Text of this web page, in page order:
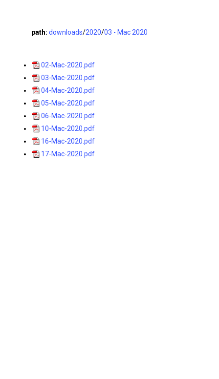
path: downloads/2020/03 - Mac 2020
02-Mac-2020.pdf
03-Mac-2020.pdf
04-Mac-2020.pdf
05-Mac-2020.pdf
06-Mac-2020.pdf
10-Mac-2020.pdf
16-Mac-2020.pdf
17-Mac-2020.pdf